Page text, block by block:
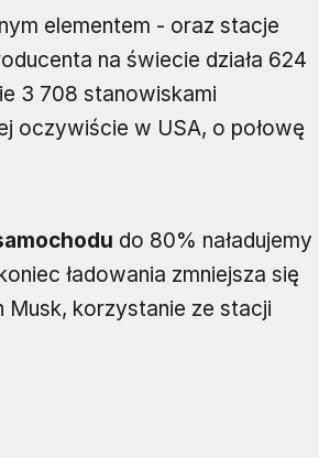
elementem - oraz stacje
na świecie działa 624
3 708 stanowiskami
oczywiście w USA, o połowę
do 80% naładujemy
ładowania zmniejsza się
Musk, korzystanie ze stacji